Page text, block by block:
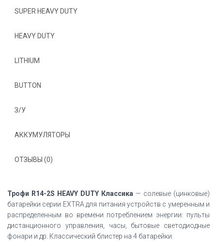
SUPER HEAVY DUTY
HEAVY DUTY
LITHIUM
BUTTON
З/У
АККУМУЛЯТОРЫ
ОТЗЫВЫ (0)
Трофи R14-2S HEAVY DUTY Классика — солевые (цинковые)
батарейки серии EXTRA для питания устройств с умеренным и
распределенным во времени потреблением энергии: пульты
дистанционного управления, часы, бытовые светодиодные
фонари и др. Классический блистер на 4 батарейки.